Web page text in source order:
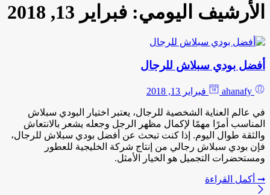
الأرشيف اليومي: فبراير 13, 2018
أفضل بودي سبلاش للرجال
فبراير 13, 2018
في عالم العناية الشخصية للرجال، يعتبر اختيار البودي سبلاش
المناسب أمرًا مهمًا لإكمال مظهر الرجل وجعله يشعر بالانتعاش
والثقة طوال اليوم. إذا كنت تبحث عن أفضل بودي سبلاش للرجال،
فإن بودي سبلاش رجالي من إنتاج شركة الخليجية للعطور
ومستحضرات التجميل هو الخيار الأمثل.
➞ أكمل القراءة